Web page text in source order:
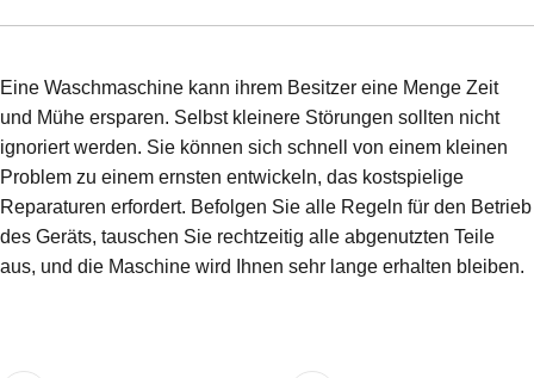
Eine Waschmaschine kann ihrem Besitzer eine Menge Zeit
und Mühe ersparen. Selbst kleinere Störungen sollten nicht
ignoriert werden. Sie können sich schnell von einem kleinen
Problem zu einem ernsten entwickeln, das kostspielige
Reparaturen erfordert. Befolgen Sie alle Regeln für den Betrieb
des Geräts, tauschen Sie rechtzeitig alle abgenutzten Teile
aus, und die Maschine wird Ihnen sehr lange erhalten bleiben.